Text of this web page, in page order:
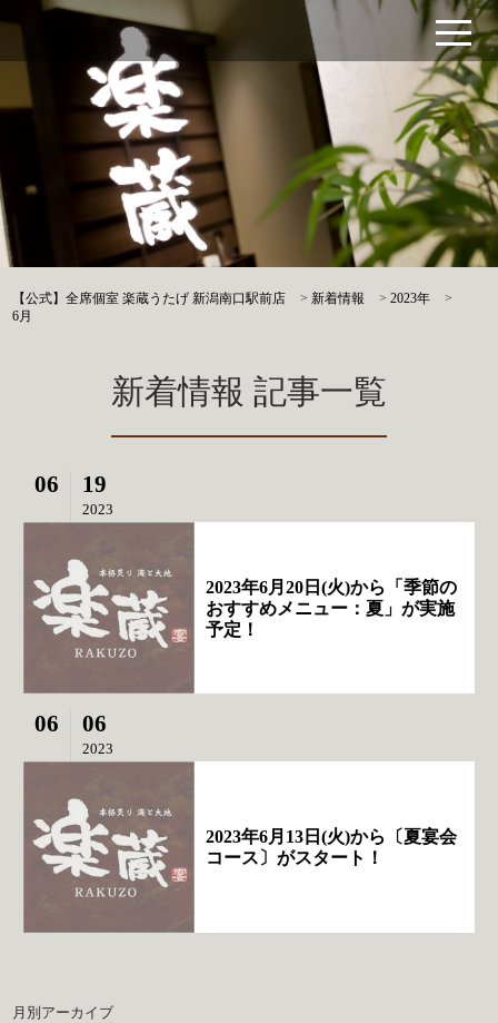
【公式】全席個室 楽蔵うたげ 新潟南口駅前店 >新着情報 >2023年
>
6月
新着情報 記事一覧
06 19
2023
2023年6月20日(火)から「季節の
おすすめメニュー：夏」が実施
予定！
06 06
2023
2023年6月13日(火)から〔夏宴会
コース〕がスタート！
月別アーカイブ